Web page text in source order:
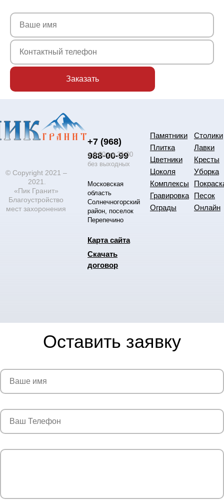
© Copyright 2021 –
2021.
«Пик Гранит»
Благоустройство
мест захоронения
+7 (968)
988-00-99
с 9:00 до 21:00
без выходных
Московская
область
Солнечногорский
район, поселок
Перепечино
Карта сайта
Скачать
договор
Памятники
Плитка
Цветники
Цоколя
Комплексы
Гравировка
Ограды
Столики
Лавки
Кресты
Уборка
Песок
Онлайн
Оставить заявку